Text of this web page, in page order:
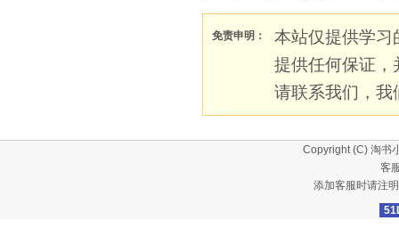
免责申明：
本站仅提供学习
提供任何保证，
请联系我们，我
Copyright (C) 淘书
客
添加客服时请注